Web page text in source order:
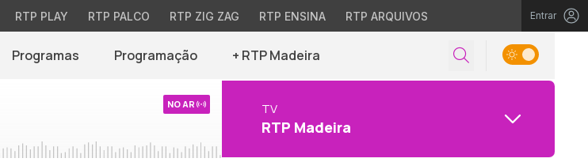
RTP PLAY RTP PALCO RTP ZIG ZAG RTP ENSINA RTP ARQUIVOS Entrar
Programas Programação + RTP Madeira
NO AR TV
RTP Madeira